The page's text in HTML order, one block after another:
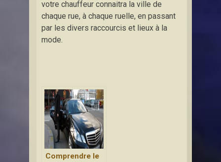
votre chauffeur connaitra la ville de
chaque rue, à chaque ruelle, en passant
par les divers raccourcis et lieux à la
mode.
Comprendre le